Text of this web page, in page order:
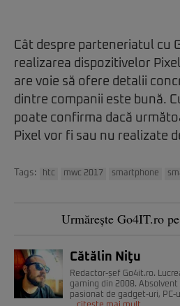
Cât despre parteneriatul cu
realizarea dispozitivelor
are voie să ofere detalii
dintre companii este bună.
poate confirma dacă
Pixel vor fi sau nu realizate
Tags: htc mwc 2017 smartphone
Urmărește Go4IT.ro pe
Cătălin Niţu
Redactor-șef Go4it.ro.
gaming din 2008.
pasionat de gadget-uri, PC-